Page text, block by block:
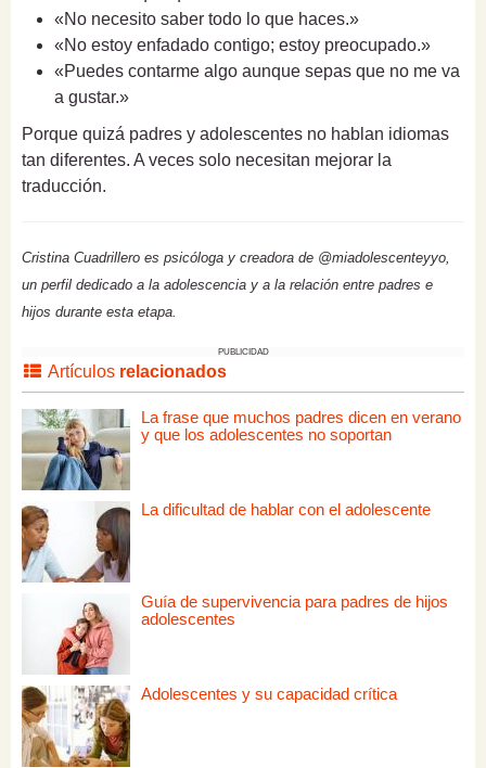
«No necesito saber todo lo que haces.»
«No estoy enfadado contigo; estoy preocupado.»
«Puedes contarme algo aunque sepas que no me va
a gustar.»
Porque quizá padres y adolescentes no hablan idiomas
tan diferentes. A veces solo necesitan mejorar la
traducción.
Cristina Cuadrillero es psicóloga y creadora de @miadolescenteyyo,
un perfil dedicado a la adolescencia y a la relación entre padres e
hijos durante esta etapa.
PUBLICIDAD
Artículos relacionados
La frase que muchos padres dicen en verano
y que los adolescentes no soportan
La dificultad de hablar con el adolescente
Guía de supervivencia para padres de hijos
adolescentes
Adolescentes y su capacidad crítica